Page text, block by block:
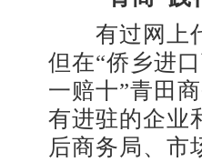
有过网上代
但在“侨乡进
一赔十”青田
有进驻的企业
后商务局、市